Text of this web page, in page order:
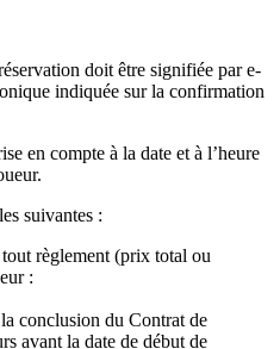
doit être signifiée par e-
indiquée sur la confirmation
en compte à la date et à l’heure
suivantes :
règlement (prix total ou
:
conclusion du Contrat de
avant la date de début de